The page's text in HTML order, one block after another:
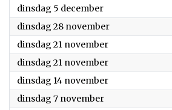
dinsdag 5 december2023
dinsdag 28 november2023
dinsdag 21 november2023
dinsdag 21 november2023
dinsdag 14 november2023
dinsdag 7 november2023